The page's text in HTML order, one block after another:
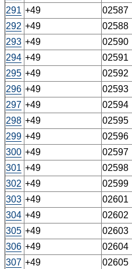
291 +49 02587
292 +49 02588
293 +49 02590
294 +49 02591
295 +49 02592
296 +49 02593
297 +49 02594
298 +49 02595
299 +49 02596
300 +49 02597
301 +49 02598
302 +49 02599
303 +49 02601
304 +49 02602
305 +49 02603
306 +49 02604
307 +49 02605